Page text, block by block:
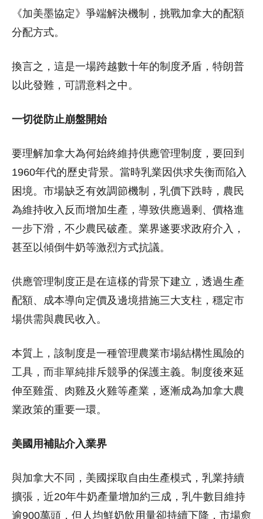
《加美墨協定》爭端解決機制，挑戰加拿大的配額
分配方式。
換言之，這是一場跨越數十年的制度矛盾，特朗普
以此發難，可謂意料之中。
一切從防止崩盤開始
要理解加拿大為何始終維持供應管理制度，要回到
1960年代的歷史背景。當時乳業因供求失衡而陷入
困境。市場缺乏有效調節機制，乳價下跌時，農民
為維持收入反而增加生產，導致供應過剩、價格進
一步下滑，不少農民破產。業界遂要求政府介入，
甚至以傾倒牛奶等激烈方式抗議。
供應管理制度正是在這樣的背景下建立，透過生產
配額、成本導向定價及邊境措施三大支柱，穩定市
場供需與農民收入。
本質上，該制度是一種管理農業市場結構性風險的
工具，而非單純排斥競爭的保護主義。制度後來延
伸至雞蛋、肉雞及火雞等產業，逐漸成為加拿大農
業政策的重要一環。
美國用補貼介入業界
與加拿大不同，美國採取自由生產模式，乳業持續
擴張，近20年牛奶產量增加約三成，乳牛數目維持
逾900萬頭，但人均鮮奶飲用量卻持續下降，市場愈